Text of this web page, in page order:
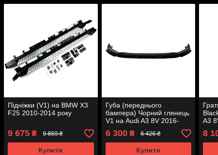
Підніжки (V1) на BMW X3
F25 2010-2014 року
9 675 ₴ 9 869 ₴
Купити
Губа (переднього
бампера) Чорний глянець
V1 на Audi A3 8V 2016-
2020 року
6 300₴ 6 426 ₴
Купити
A3
8